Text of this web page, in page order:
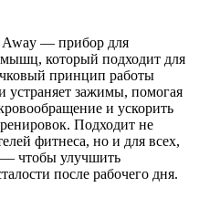
Away — прибор для
мышц, который подходит для
принцип работы
устраняет зажимы, помогая
и ускорить
Подходит не
фитнеса, но и для всех,
— чтобы улучшить
после рабочего дня.